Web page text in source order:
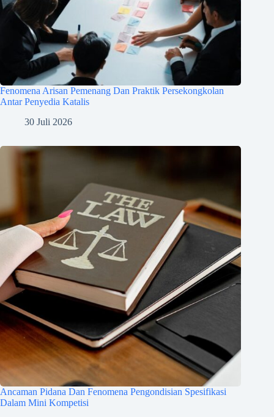
Fenomena Arisan Pemenang Dan Praktik Persekongkolan
Antar Penyedia Katalis
30 Juli 2026
Ancaman Pidana Dan Fenomena Pengondisian Spesifikasi
Dalam Mini Kompetisi